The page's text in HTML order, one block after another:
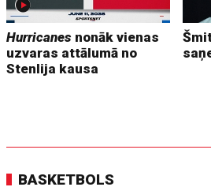
Hurricanes nonāk vienas
uzvaras attālumā no
Stenlija kausa
BASKETBOLS